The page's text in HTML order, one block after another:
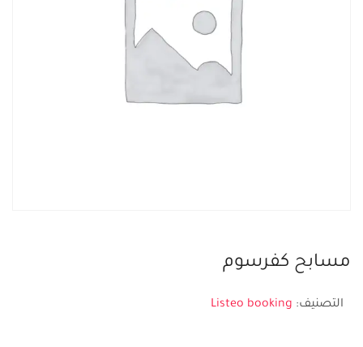
مسابح كفرسوم
التصنيف: Listeo booking